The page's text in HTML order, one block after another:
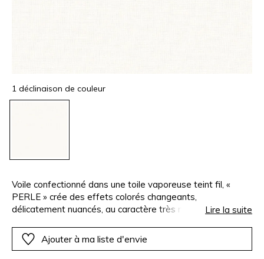
1 déclinaison de couleur
Voile confectionné dans une toile vaporeuse teint fil, «
PERLE » crée des effets colorés changeants,
délicatement nuancés, au caractère très naturel. Son
grâce au mélange subtil de fil flammé. Un toucher et un
tombé très aérien lui confèrent une immense douceur et
Lire la suite
Ajouter à ma liste d'envie